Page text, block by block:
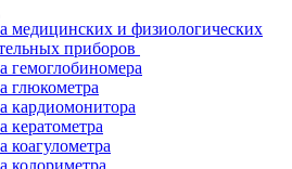
медицинских и физиологических
приборов
гемоглобиномера
глюкометра
кардиомонитора
кератометра
коагулометра
колориметра